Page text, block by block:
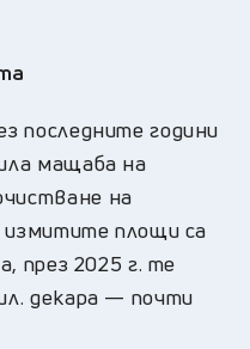
последните години
мащаба на
на
измитите площи са
през 2025 г. те
декара — почти